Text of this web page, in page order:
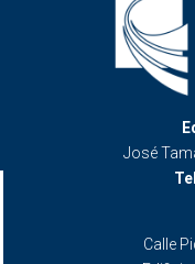
José
Calle